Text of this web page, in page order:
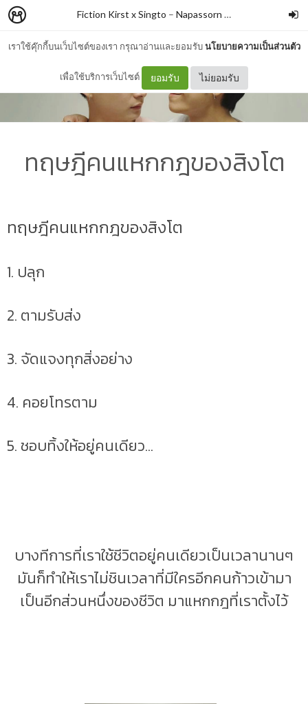
เราใช้คุ๊กกี้บนเว็บไซต์ของเรา กรุณาอ่านและยอมรับนโยบายความเป็นส่วนตัว
เพื่อใช้บริการเว็บไซต์ ยอมรับ ไม่ยอมรับ
Fiction Kirst x Singto – Napassorn CHAN
ทฤษฎีคนแหกกฎของสิงโต
ทฤษฎีคนแหกกฎของสิงโต
1. ปลุก
2. ตามรับส่ง
3. จัดแจงทุกสิ่งอย่าง
4. คอยโทรตาม
5. ชอบทิ้งให้อยู่คนเดียว...
บางทีการที่เราใช้ชีวิตอยู่คนเดียวเป็นเวลานานๆ
มันก็ทำให้เราไม่ชินเวลาที่มีใครอีกคนก้าวเข้ามา
เป็นอีกส่วนหนึ่งของชีวิต มาแหกกฎที่เราตั้งไว้